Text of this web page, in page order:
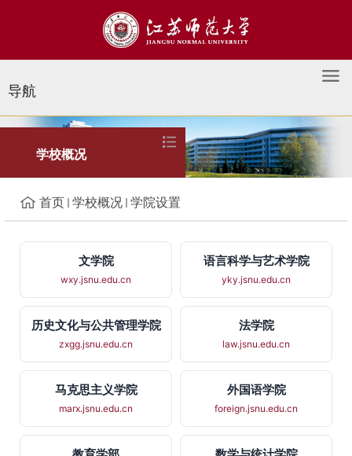
导航
学院设置
学校概况
首页 学校概况 学院设置
文学院
wxy.jsnu.edu.cn
语言科学与艺术学院
yky.jsnu.edu.cn
历史文化与公共管理学院
zxgg.jsnu.edu.cn
法学院
law.jsnu.edu.cn
马克思主义学院
marx.jsnu.edu.cn
外国语学院
foreign.jsnu.edu.cn